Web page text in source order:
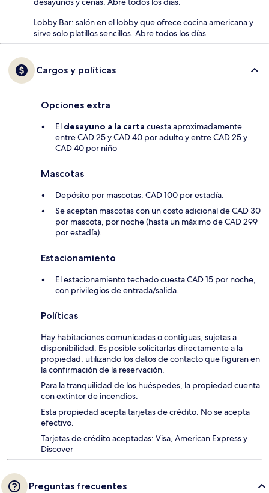
Lobby Bar: salón en el lobby que ofrece cocina americana y
sirve solo platillos sencillos. Abre todos los días.
Cargos y políticas
Opciones extra
El desayuno a la carta cuesta aproximadamente
entre CAD 25 y CAD 40 por adulto y entre CAD 25 y
CAD 40 por niño
Mascotas
Depósito por mascotas: CAD 100 por estadía.
Se aceptan mascotas con un costo adicional de CAD 30
por mascota, por noche (hasta un máximo de CAD 299
por estadía).
Estacionamiento
El estacionamiento techado cuesta CAD 15 por noche,
con privilegios de entrada/salida.
Políticas
Hay habitaciones comunicadas o contiguas, sujetas a
disponibilidad. Es posible solicitarlas directamente a la
propiedad, utilizando los datos de contacto que figuran en
la confirmación de la reservación.
Para la tranquilidad de los huéspedes, la propiedad cuenta
con extintor de incendios.
Esta propiedad acepta tarjetas de crédito. No se acepta
efectivo.
Tarjetas de crédito aceptadas: Visa, American Express y
Discover
Preguntas frecuentes